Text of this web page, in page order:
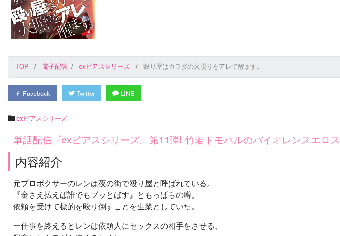
TOP 電子配信 exピアスシリーズ 殴り屋はカラダの火照りをアレで醒ます。
Facebook Twitter LINE
exピアスシリーズ
単話配信『exピアスシリーズ』第11弾! 竹若トモハルのバイオレンスエロス
内容紹介
元プロボクサーのレンは夜の街で殴り屋と呼ばれている。
『金さえ払えば誰でもブッとばす』ともっぱらの噂。
依頼を受けて標的を殴り倒すことを生業としていた。
一仕事を終えるとレンは依頼人にセックスの相手をさせる。